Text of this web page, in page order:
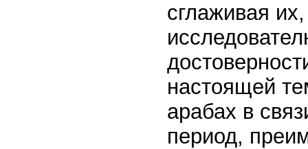
сглаживая
настоящей
арабах в
период,